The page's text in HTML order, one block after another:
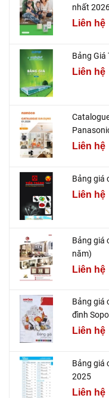
nhất
Liên hệ
Bảng Giá
Liên hệ
Liên hệ
Bảng giá
Liên hệ
Bảng giá
năm)
Liên hệ
Bảng giá
đình
Liên hệ
Bảng giá
2025
Liên hệ